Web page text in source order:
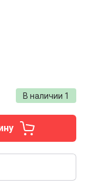
В наличии 1